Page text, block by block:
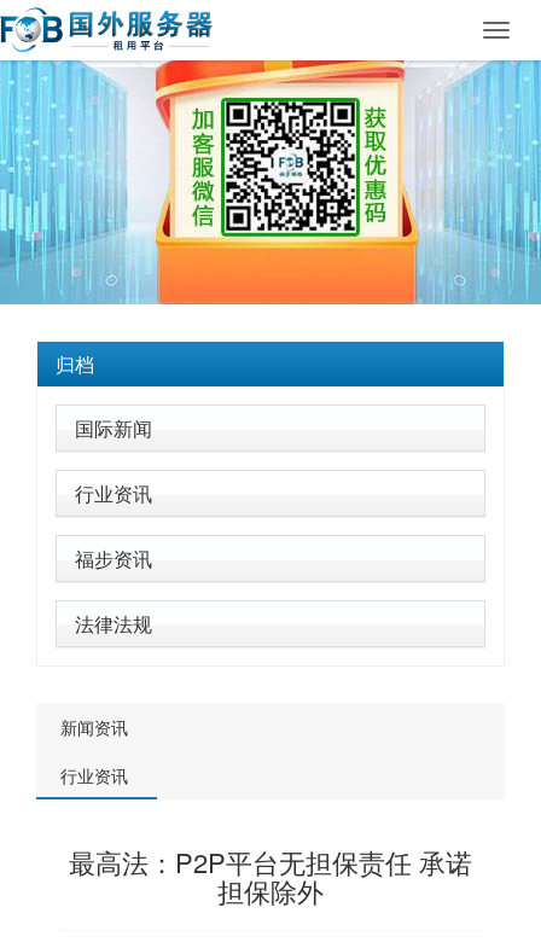
归档
国际新闻
行业资讯
福步资讯
法律法规
新闻资讯
行业资讯
最高法：P2P平台无担保责任 承诺
担保除外